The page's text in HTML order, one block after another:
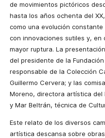
de movimientos pictóricos
hasta los años ochenta del
como una evolución
con innovaciones sutiles y, en
mayor ruptura. La
del presidente de la
responsable de la Colección
Guillermo Cervera; y las
Moreno, directora artística del
y Mar Beltrán, técnica de
Este relato de los diversos
artística descansa sobre